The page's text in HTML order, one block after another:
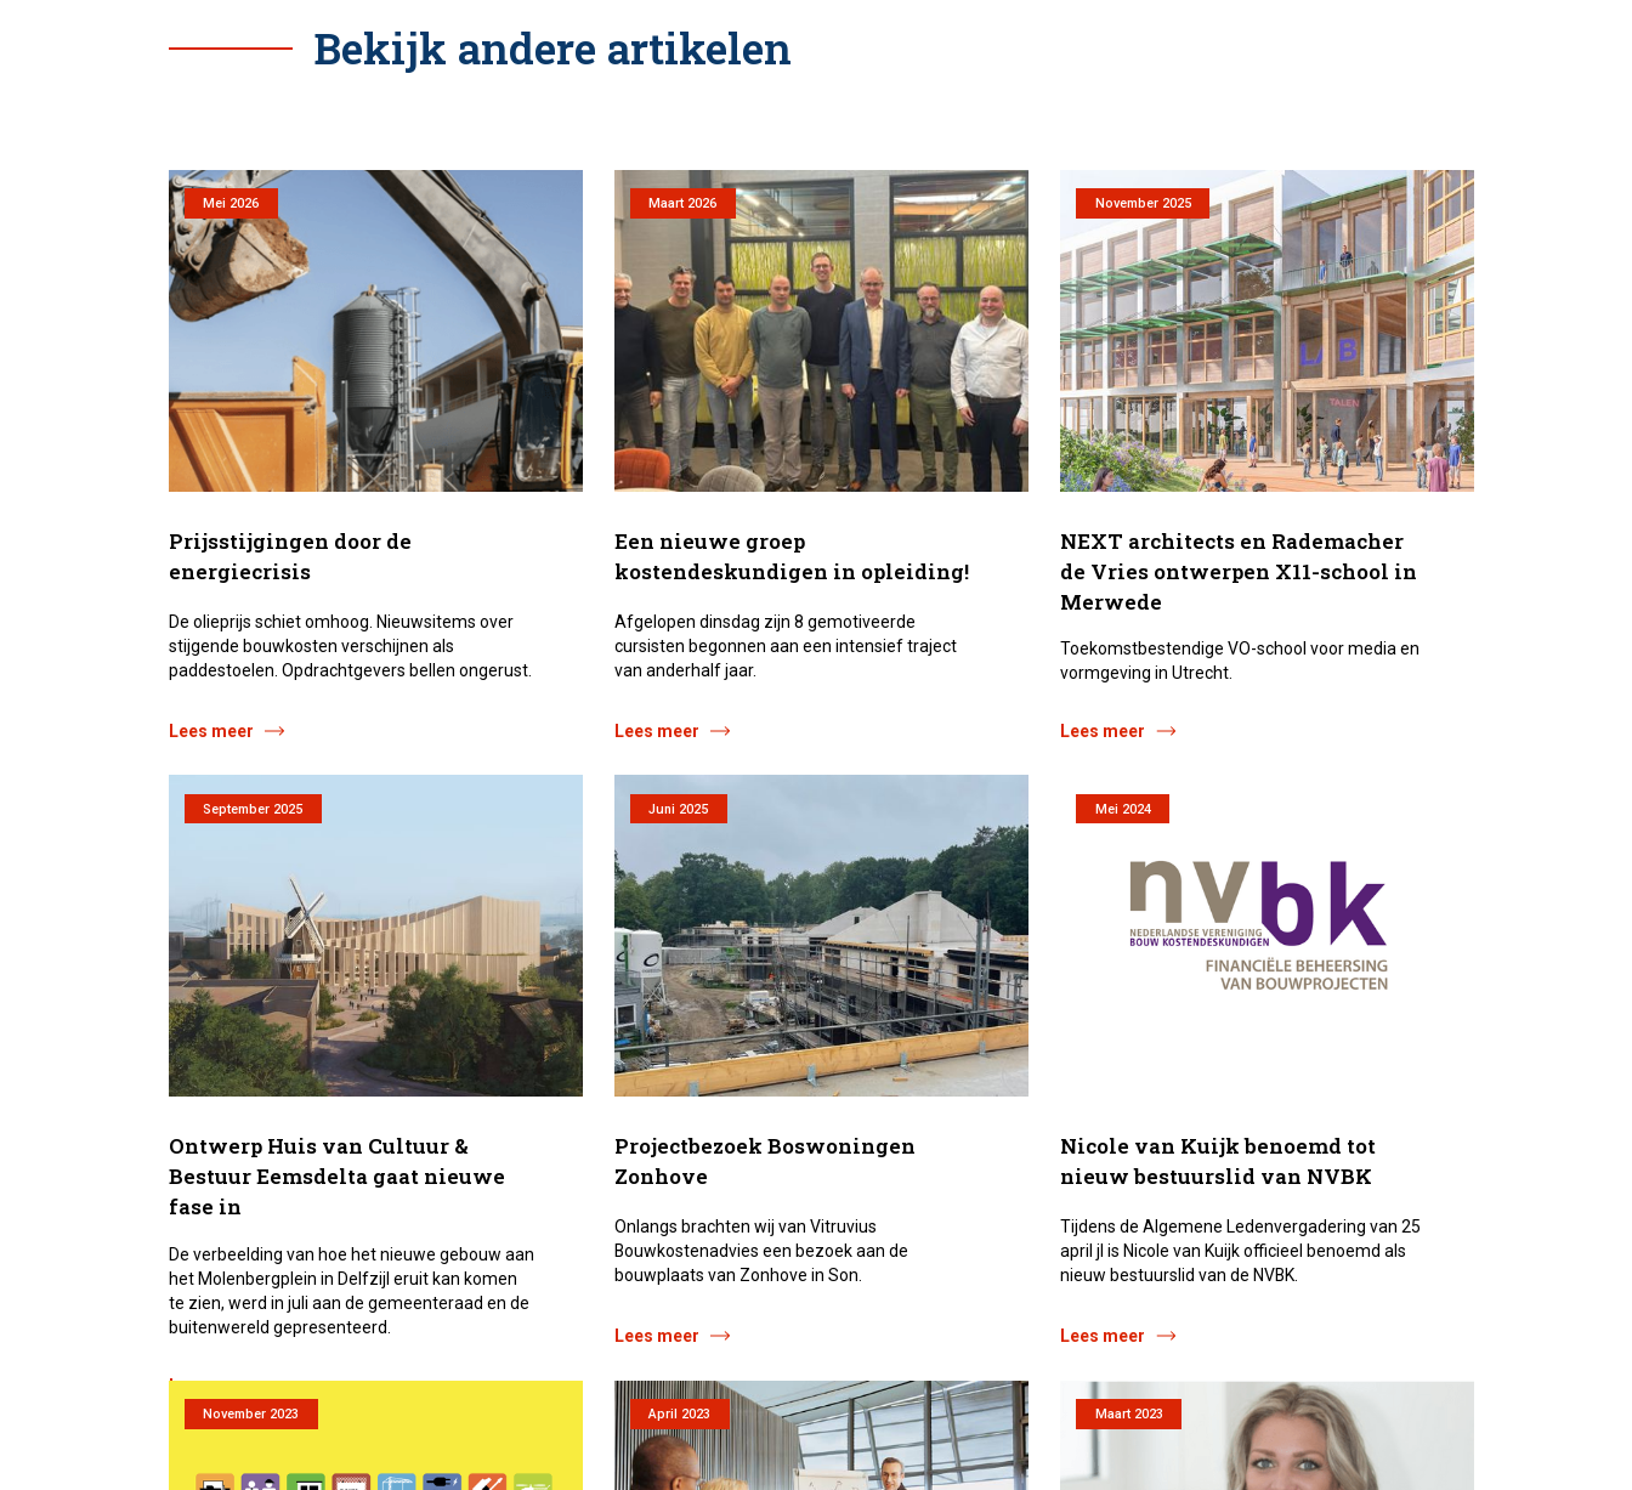
Bekijk andere artikelen
Mei 2026
Prijsstijgingen door de
energiecrisis
De olieprijs schiet omhoog. Nieuws­items over
stijgende bouwkosten verschijnen als
paddestoelen. Opdrachtgevers bellen ongerust.
Lees meer
Maart 2026
Een nieuwe groep
kostendeskundigen in opleiding!
Afgelopen dinsdag zijn 8 gemotiveerde
cursisten begonnen aan een intensief traject
van anderhalf jaar.
Lees meer
November 2025
NEXT architects en Rademacher
de Vries ontwerpen X11-school in
Merwede
Toekomstbestendige VO-school voor media en
vormgeving in Utrecht.
Lees meer
September 2025
Ontwerp Huis van Cultuur &
Bestuur Eemsdelta gaat nieuwe
fase in
De verbeelding van hoe het nieuwe gebouw aan
het Molenbergplein in Delfzijl eruit kan komen
te zien, werd in juli aan de gemeenteraad en de
buitenwereld gepresenteerd.
Lees meer
Juni 2025
Projectbezoek Boswoningen
Zonhove
Onlangs brachten wij van Vitruvius
Bouwkostenadvies een bezoek aan de
bouwplaats van Zonhove in Son.
Lees meer
Mei 2024
Nicole van Kuijk benoemd tot
nieuw bestuurslid van NVBK
Tijdens de Algemene Ledenvergadering van 25
april jl is Nicole van Kuijk officieel benoemd als
nieuw bestuurslid van de NVBK.
Lees meer
November 2023 April 2023 Maart 2023